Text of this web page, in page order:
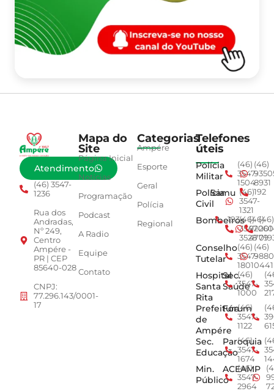
Atendimento
(46) 3547-
1236
Rua dos
Andradas,
Nº 249,
Centro
Ampére -
PR | CEP
85640-028
CNPJ:
77.296.143/0001-
17
Mapa do
Site
Página Inicial
Notícias
Programação
Podcast
A Radio
Equipe
Contato
Categorias
Ampére
Esporte
Geral
Polícia
Regional
Telefones
úteis
Polícia
Militar
(46)
3547-
1504
(46)
8931
Polícia
Civil
Samu (46)
3547-
1321
192
Bombeiros
193(46)
3547-
3528
(46)
4779
(46)
Conselho
Tutelar
(46)
3547-
1801
(46)
0441
Hospital
Santa
Rita
Sec.
Saúde
(46)
3547-
1000
Prefeitura
de
Ampére
Fórum
(46)
3547-
1122
Sec.
Educação
Paroquia
(46)
3547-
1674
Min.
Público
ACEAMP
(46)
3547-
2964